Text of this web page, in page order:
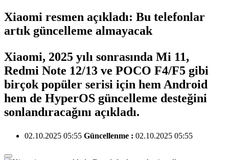
Xiaomi resmen açıkladı: Bu telefonlar
artık güncelleme almayacak
Xiaomi, 2025 yılı sonrasında Mi 11,
Redmi Note 12/13 ve POCO F4/F5 gibi
birçok popüler serisi için hem Android
hem de HyperOS güncelleme desteğini
sonlandıracağını açıkladı.
02.10.2025 05:55 Güncellenme : 02.10.2025 05:55